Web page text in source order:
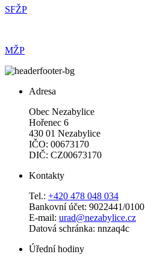
SFŽP
MŽP
Adresa
Obec Nezabylice
Hořenec 6
430 01 Nezabylice
IČO: 00673170
DIČ: CZ00673170
Kontakty
Tel.: +420 478 048 034
Bankovní účet: 9022441/0100
E-mail: urad@nezabylice.cz
Datová schránka: nnzaq4c
Úřední hodiny